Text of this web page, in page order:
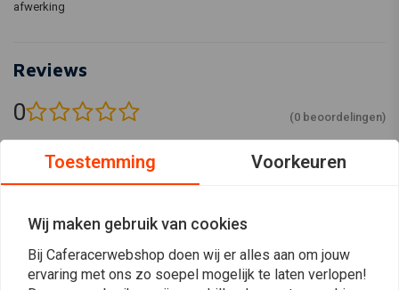
afwerking
Reviews
0 (0 beoordelingen)
Toestemming Voorkeuren
Wij maken gebruik van cookies
Bij Caferacerwebshop doen wij er alles aan om jouw
ervaring met ons zo soepel mogelijk te laten verlopen!